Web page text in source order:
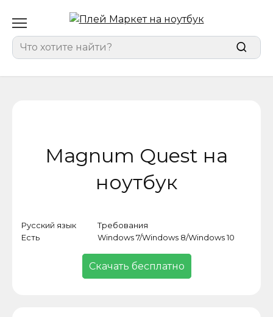
содержанию
for:
Magnum Quest на
ноутбук
Русский язык
Есть
Требования
Windows 7/Windows 8/Windows 10
Скачать бесплатно